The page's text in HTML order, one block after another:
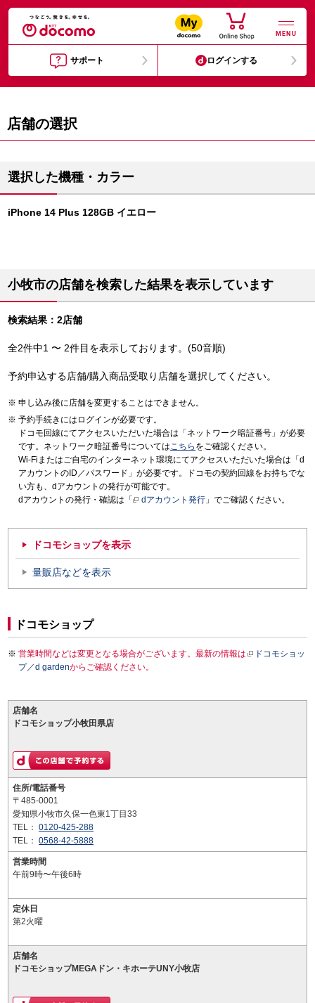
MENU
サポート ログインする
店舗の選択
選択した機種・カラー
iPhone 14 Plus 128GB イエロー
小牧市の店舗を検索した結果を表示しています
検索結果：2店舗
全2件中1 〜 2件目を表示しております。(50音順)
予約申込する店舗/購入商品受取り店舗を選択してください。
申し込み後に店舗を変更することはできません。
予約手続きにはログインが必要です。
ドコモ回線にてアクセスいただいた場合は「ネットワーク暗証番号」が必要
です。ネットワーク暗証番号についてはこちら をご確認ください。
Wi-Fiまたはご自宅のインターネット環境にてアクセスいただいた場合は「d
アカウントのID／パスワード」が必要です。ドコモの契約回線をお持ちでな
い方も、dアカウントの発行が可能です。
dアカウントの発行・確認は「
dアカウント発行 」でご確認ください。
ドコモショップを表示
量販店などを表示
ドコモショップ
営業時間などは変更となる場合がございます。最新の情報は
ドコモショッ
プ／d gardenからご確認ください。
店舗名
ドコモショップ小牧田県店
住所/電話番号
〒485-0001
愛知県小牧市久保一色東1丁目33
TEL： 0120-425-288
TEL： 0568-42-5888
営業時間
午前9時〜午後6時
定休日
第2火曜
店舗名
ドコモショップMEGAドン・キホーテUNY小牧店